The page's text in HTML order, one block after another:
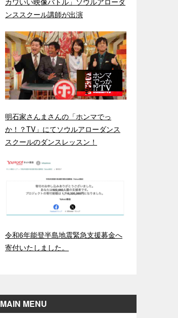
ンススクール講師が出演
明石家さんまさんの「ホンマでっ
か！？TV」にてソウルアローダンス
スクールのダンスレッスン！
令和6年能登半島地震緊急支援募金へ
寄付いたしました。
MAIN MENU